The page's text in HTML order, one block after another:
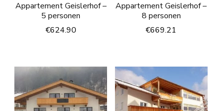
Appartement Geislerhof –
5 personen
€624.90
Appartement Geislerhof –
8 personen
€669.21